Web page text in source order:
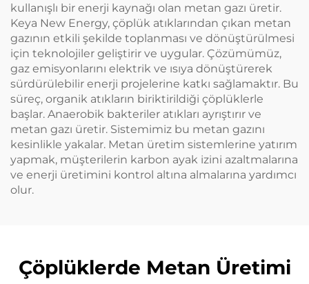
kullanışlı bir enerji kaynağı olan metan gazı üretir.
Keya New Energy, çöplük atıklarından çıkan metan
gazının etkili şekilde toplanması ve dönüştürülmesi
için teknolojiler geliştirir ve uygular. Çözümümüz,
gaz emisyonlarını elektrik ve ısıya dönüştürerek
sürdürülebilir enerji projelerine katkı sağlamaktır. Bu
süreç, organik atıkların biriktirildiği çöplüklerle
başlar. Anaerobik bakteriler atıkları ayrıştırır ve
metan gazı üretir. Sistemimiz bu metan gazını
kesinlikle yakalar. Metan üretim sistemlerine yatırım
yapmak, müşterilerin karbon ayak izini azaltmalarına
ve enerji üretimini kontrol altına almalarına yardımcı
olur.
Çöplüklerde Metan Üretimi